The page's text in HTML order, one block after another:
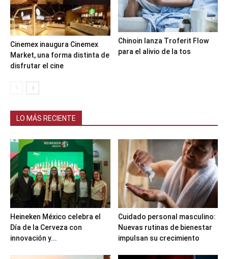
Cinemex inaugura Cinemex
Market, una forma distinta de
disfrutar el cine
Chinoin lanza Troferit Flow
para el alivio de la tos
LO MÁS RECIENTE
Heineken México celebra el
Día de la Cerveza con
innovación y...
Cuidado personal masculino:
Nuevas rutinas de bienestar
impulsan su crecimiento